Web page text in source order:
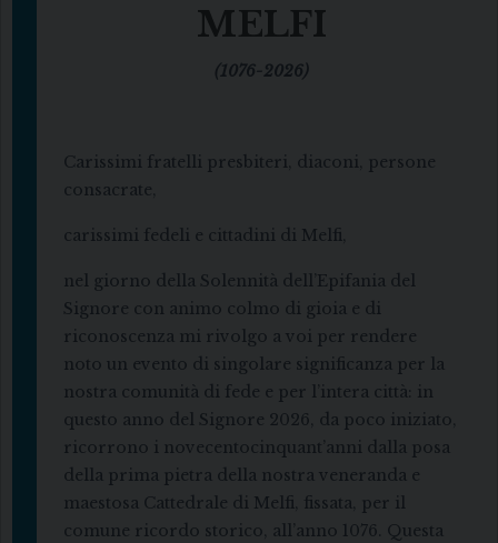
MELFI
(1076-2026)
Carissimi fratelli presbiteri, diaconi, persone
consacrate,
carissimi fedeli e cittadini di Melfi,
nel giorno della Solennità dell’Epifania del
Signore con animo colmo di gioia e di
riconoscenza mi rivolgo a voi per rendere
noto un evento di singolare significanza per la
nostra comunità di fede e per l’intera città: in
questo anno del Signore 2026, da poco iniziato,
ricorrono i novecentocinquant’anni dalla posa
della prima pietra della nostra veneranda e
maestosa Cattedrale di Melfi, fissata, per il
comune ricordo storico, all’anno 1076. Questa